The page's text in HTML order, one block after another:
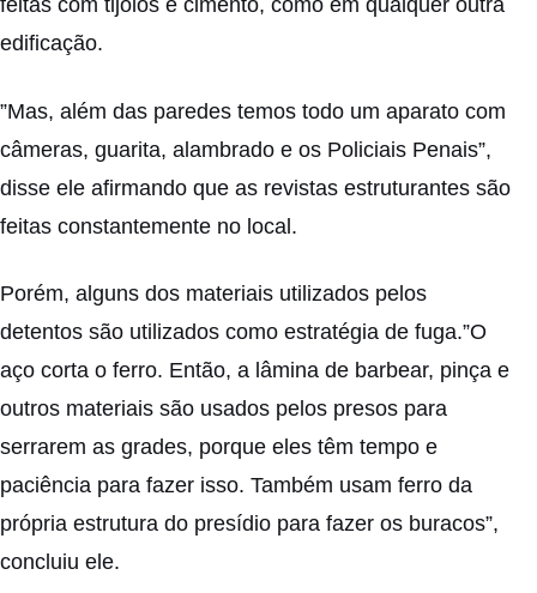
feitas com tijolos e cimento, como em qualquer outra
edificação.
”Mas, além das paredes temos todo um aparato com
câmeras, guarita, alambrado e os Policiais Penais”,
disse ele afirmando que as revistas estruturantes são
feitas constantemente no local.
Porém, alguns dos materiais utilizados pelos
detentos são utilizados como estratégia de fuga.”O
aço corta o ferro. Então, a lâmina de barbear, pinça e
outros materiais são usados pelos presos para
serrarem as grades, porque eles têm tempo e
paciência para fazer isso. Também usam ferro da
própria estrutura do presídio para fazer os buracos”,
concluiu ele.